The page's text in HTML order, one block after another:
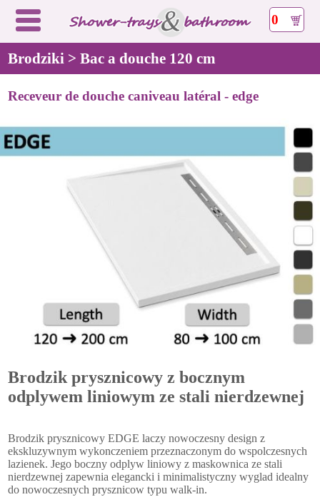
0
Brodziki > Bac a douche 120 cm
Receveur de douche caniveau latéral - edge
Brodzik prysznicowy z bocznym
odplywem liniowym ze stali nierdzewnej
Brodzik prysznicowy EDGE laczy nowoczesny design z
ekskluzywnym wykonczeniem przeznaczonym do wspolczesnych
lazienek. Jego boczny odplyw liniowy z maskownica ze stali
nierdzewnej zapewnia elegancki i minimalistyczny wyglad idealny
do nowoczesnych prysznicow typu walk-in.